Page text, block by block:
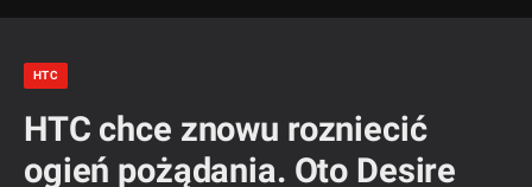
HTC
HTC chce znowu rozniecić
ogień pożądania. Oto Desire